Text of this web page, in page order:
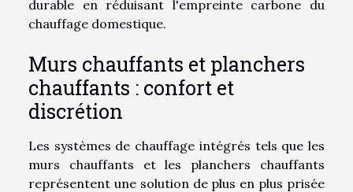
durable en réduisant l'empreinte carbone du
chauffage domestique.
Murs chauffants et planchers
chauffants : confort et
discrétion
Les systèmes de chauffage intégrés tels que les
murs chauffants et les planchers chauffants
représentent une solution de plus en plus prisée